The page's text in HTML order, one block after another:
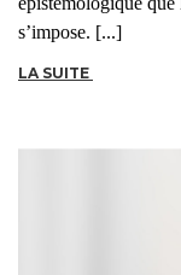
s’impose. [...]
LA SUITE